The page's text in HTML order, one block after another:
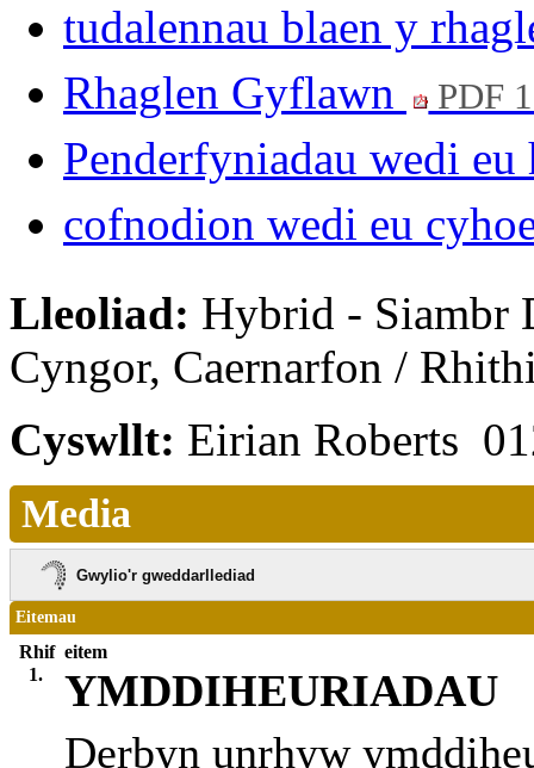
tudalennau blaen y
Rhaglen Gyflawn
PDF
Penderfyniadau wedi
cofnodion wedi eu
Lleoliad: Hybrid - Siambr
Cyngor, Caernarfon /
Cyswllt: Eirian Roberts
Media
Gwylio'r gweddarllediad
Eitemau
Rhif eitem
1.
YMDDIHEURIADAU
Derbyn unrhyw